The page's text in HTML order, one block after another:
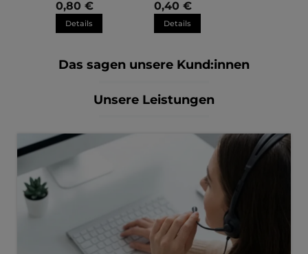
0,80 €
Details
0,40 €
Details
Das sagen unsere Kund:innen
Unsere Leistungen